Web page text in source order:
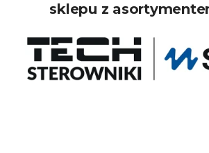
sklepu z